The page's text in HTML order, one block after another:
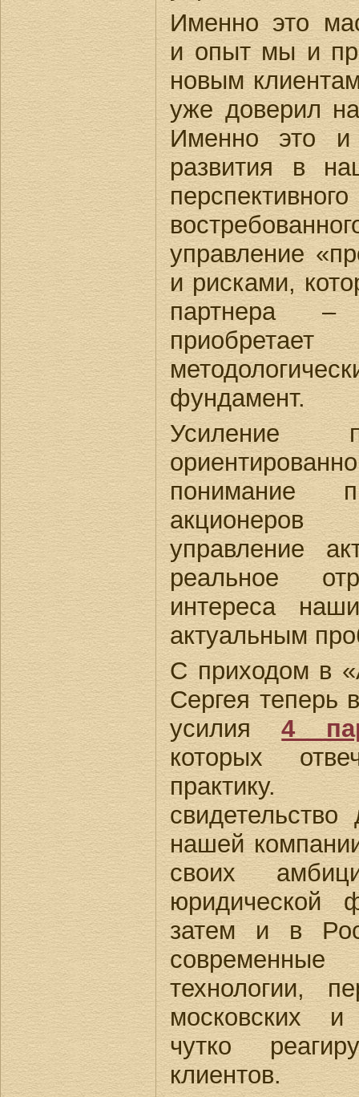
Именно это
и опыт мы и
новым
уже доверил
Именно это и
развития в
управление
и рисками,
партнера –
фундамент.
Усиление
понимание
акционеров
управление
реальное
интереса
актуальным
С приходом в
Сергея теперь
усилия4
которых
практику.
свидетельство
нашей
своих
затем и в
технологии,
московских
чутко
клиентов.